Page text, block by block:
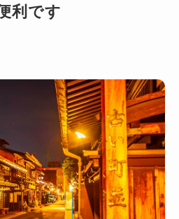
利です